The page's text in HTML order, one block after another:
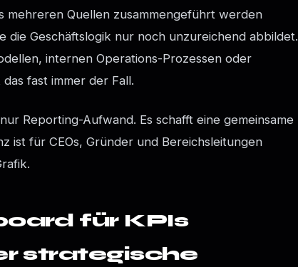
mehreren Quellen zusammengeführt werden
die Geschäftslogik nur noch unzureichend abbildet.
internen Operations-Prozessen oder
fast immer der Fall.
Reporting-Aufwand. Es schafft eine gemeinsame
ist für CEOs, Gründer und Bereichsleitungen
für KPIs
strategische